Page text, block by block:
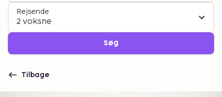
Rejsende
2 voksne
Søg
Tilbage